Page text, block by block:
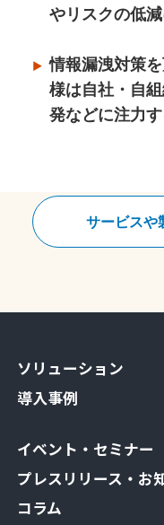
やリスクの低減
情報漏洩対策
様は自社・自
発などに注力す
サービスや
ソリューション
導入事例
イベント・セミナー
プレスリリース・お
コラム